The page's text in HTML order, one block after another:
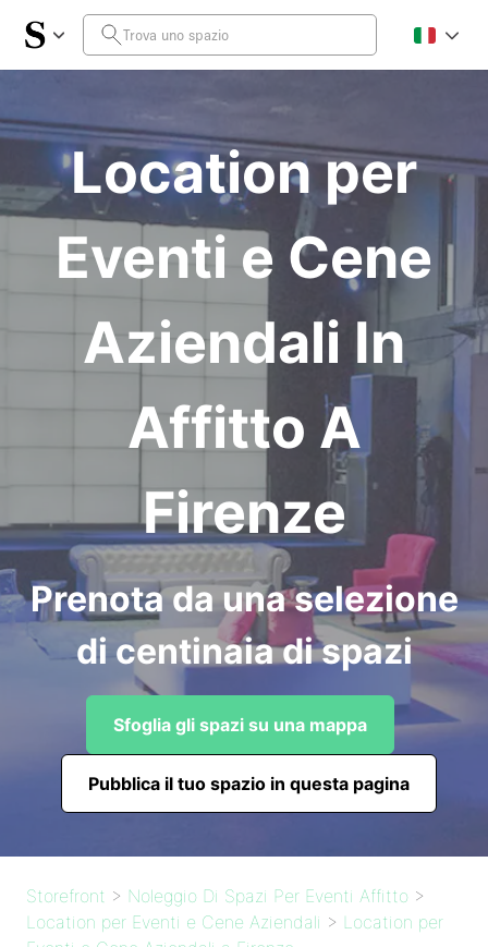
Location per
Eventi e Cene
Aziendali In
Affitto A
Firenze
Prenota da una selezione
di centinaia di spazi
Sfoglia gli spazi su una mappa
Pubblica il tuo spazio in questa pagina
Storefront > Noleggio Di Spazi Per Eventi Affitto >
Location per Eventi e Cene Aziendali > Location per